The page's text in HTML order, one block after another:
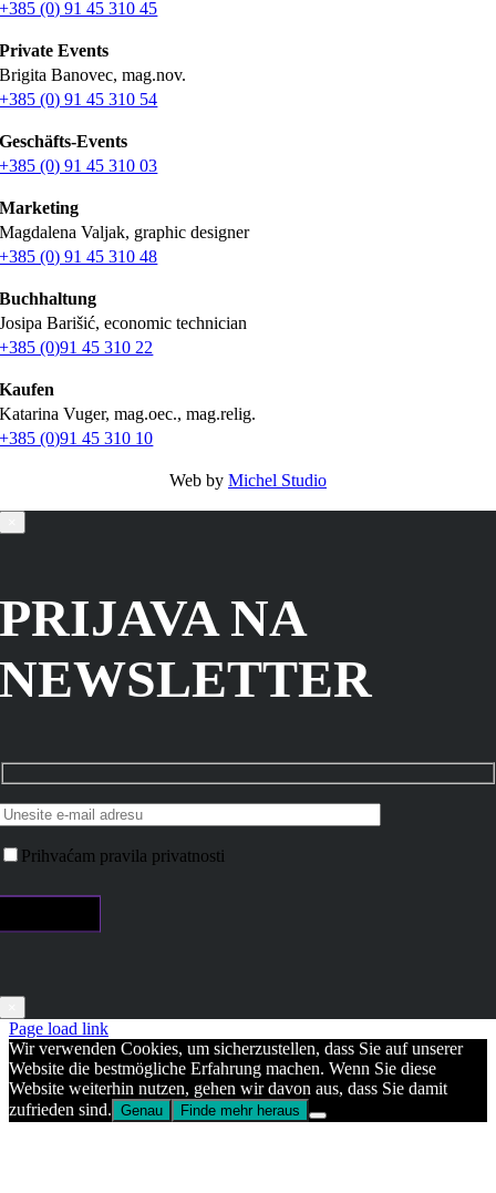
+385 (0) 91 45 310 45
Private Events
Brigita Banovec, mag.nov.
+385 (0) 91 45 310 54
Geschäfts-Events
+385 (0) 91 45 310 03
Marketing
Magdalena Valjak, graphic designer
+385 (0) 91 45 310 48
Buchhaltung
Josipa Barišić, economic technician
+385 (0)91 45 310 22
Kaufen
Katarina Vuger, mag.oec., mag.relig.
+385 (0)91 45 310 10
Web by Michel Studio
PRIJAVA NA
NEWSLETTER
Prihvaćam pravila privatnosti
Page load link
Wir verwenden Cookies, um sicherzustellen, dass Sie auf unserer
Website die bestmögliche Erfahrung machen. Wenn Sie diese
Website weiterhin nutzen, gehen wir davon aus, dass Sie damit
zufrieden sind. Genau Finde mehr heraus